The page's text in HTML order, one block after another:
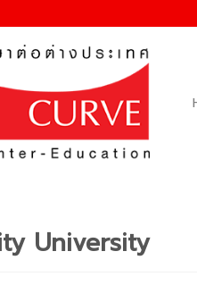
University